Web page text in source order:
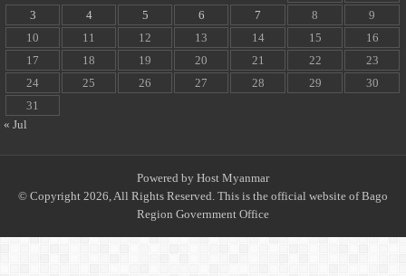
3
4 5 6 7 8
9
10
11 12 13 14 15
16
17
18 19 20 21 22
23
24
25 26 27 28 29
30
31
« Jul
Powered by Host Myanmar
© Copyright 2026, All Rights Reserved. This is the official website of Bago
Region Government Office